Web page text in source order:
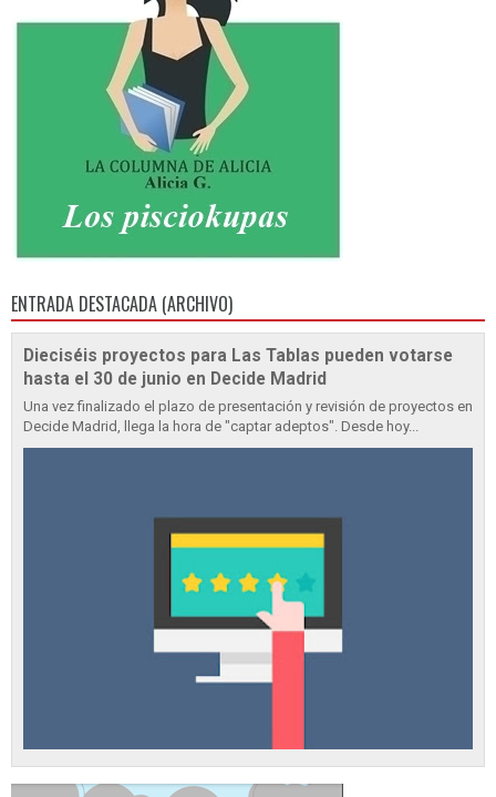
ENTRADA DESTACADA (ARCHIVO)
Dieciséis proyectos para Las Tablas pueden votarse
hasta el 30 de junio en Decide Madrid
Una vez finalizado el plazo de presentación y revisión de proyectos en
Decide Madrid, llega la hora de "captar adeptos". Desde hoy...